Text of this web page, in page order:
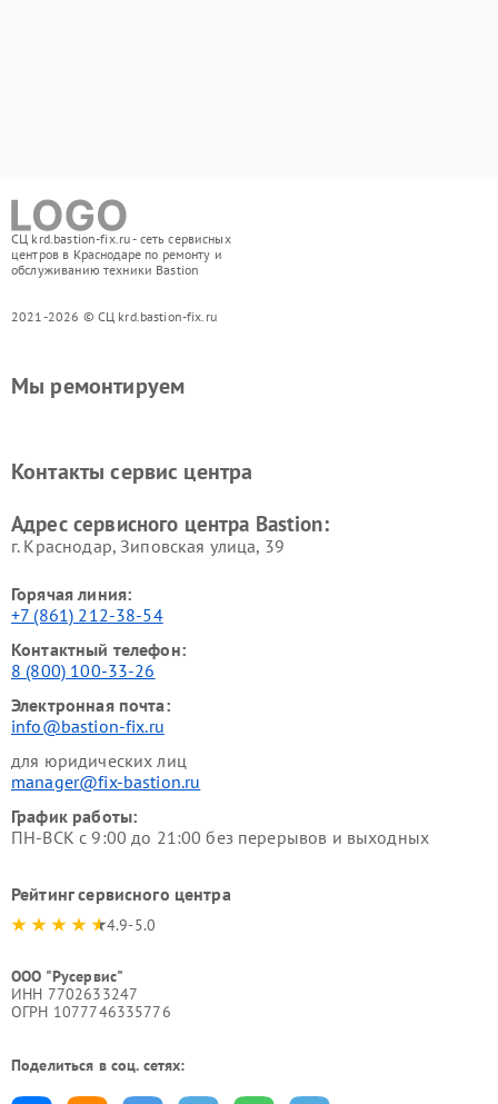
СЦ krd.bastion-fix.ru - сеть сервисных
центров в Краснодаре по ремонту и
обслуживанию техники Bastion
2021-2026 © СЦ krd.bastion-fix.ru
Мы ремонтируем
Контакты сервис центра
Адрес сервисного центра Bastion:
г. Краснодар, Зиповская улица, 39
Горячая линия:
+7 (861) 212-38-54
Контактный телефон:
8 (800) 100-33-26
Электронная почта:
info@bastion-fix.ru
для юридических лиц
manager@fix-bastion.ru
График работы:
ПН-ВСК с 9:00 до 21:00 без перерывов и выходных
Рейтинг сервисного центра
4.9-5.0
ООО "Русервис"
ИНН 7702633247
ОГРН 1077746335776
Поделиться в соц. сетях: